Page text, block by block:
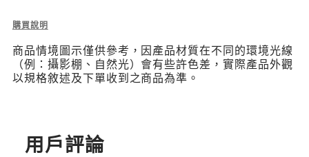
Description
2L
Sacoche
機
購買說明
商品情境圖示僅供參考，因產品材質在不同的環境光線
（例：攝影棚、自然光）會有些許色差，實際產品外觀
以規格敘述及下單收到之商品為準。
用戶評論